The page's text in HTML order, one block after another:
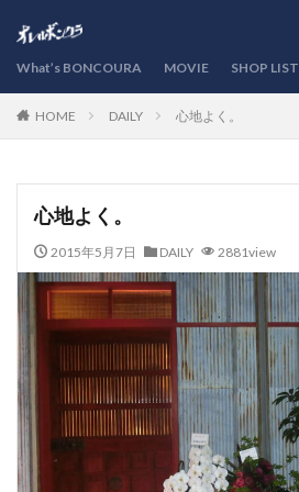
What’s BONCOURA MOVIE SHOP LIST
HOME DAILY 心地よく。
心地よく。
2015年5月7日 DAILY 2881view
カテゴリー
検索